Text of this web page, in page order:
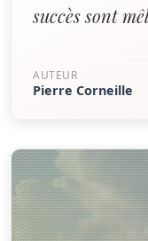
succès sont
AUTEUR
Pierre Corneille